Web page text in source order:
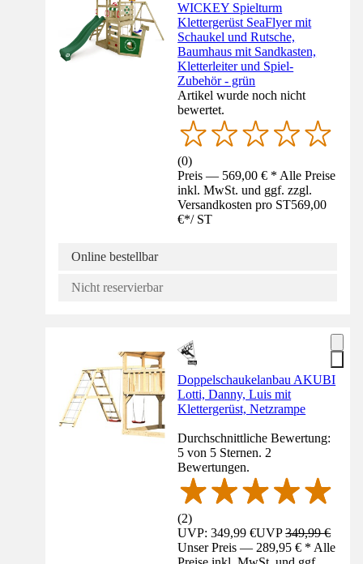
WICKEY Spielturm
Klettergerüst SeaFlyer mit
Schaukel und Rutsche,
Baumhaus mit Sandkasten,
Kletterleiter und Spiel-
Zubehör - grün
Artikel wurde noch nicht
bewertet.
(0)
Preis — 569,00 € * Alle Preise
inkl. MwSt. und ggf. zzgl.
Versandkosten pro ST569,00
€*/ ST
Online bestellbar
Nicht reservierbar
Doppelschaukelanbau AKUBI
Lotti, Danny, Luis mit
Klettergerüst, Netzrampe
Durchschnittliche Bewertung:
5 von 5 Sternen. 2
Bewertungen.
(2)
UVP: 349,99 €UVP349,99 €
Unser Preis — 289,95 € * Alle